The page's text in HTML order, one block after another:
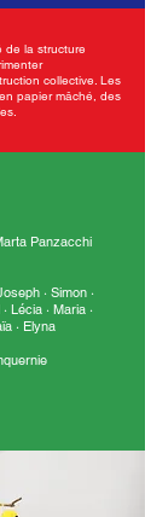
de la structure
collective. Les
papier mâché, des
Panzacchi
· Simon ·
Lécia · Maria ·
· Elyna